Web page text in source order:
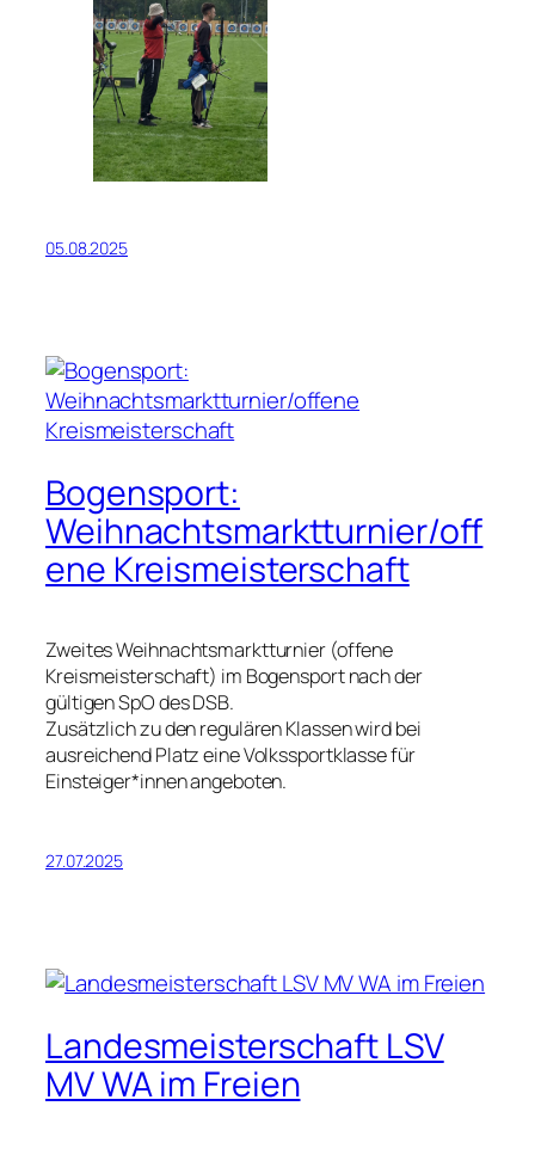
05.08.2025
Bogensport:
Weihnachtsmarktturnier/off
ene Kreismeisterschaft
Zweites Weihnachtsmarktturnier (offene
Kreismeisterschaft) im Bogensport nach der
gültigen SpO des DSB.
Zusätzlich zu den regulären Klassen wird bei
ausreichend Platz eine Volkssportklasse für
Einsteiger*innen angeboten.
27.07.2025
Landesmeisterschaft LSV
MV WA im Freien